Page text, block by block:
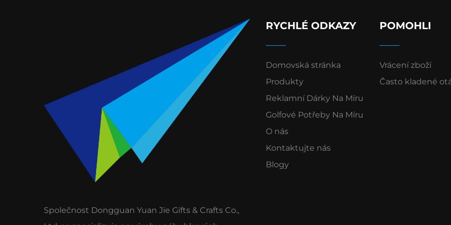
Společnost Dongguan Yuan Jie Gifts & Crafts Co.,
RYCHLÉ ODKAZY
Domovská stránka
Produkty
Reklamní Dárky Na Míru
Golfové Potřeby Na Míru
O nás
Kontaktujte nás
Blogy
POMOHLI
Vrácení zboží
Často kladené